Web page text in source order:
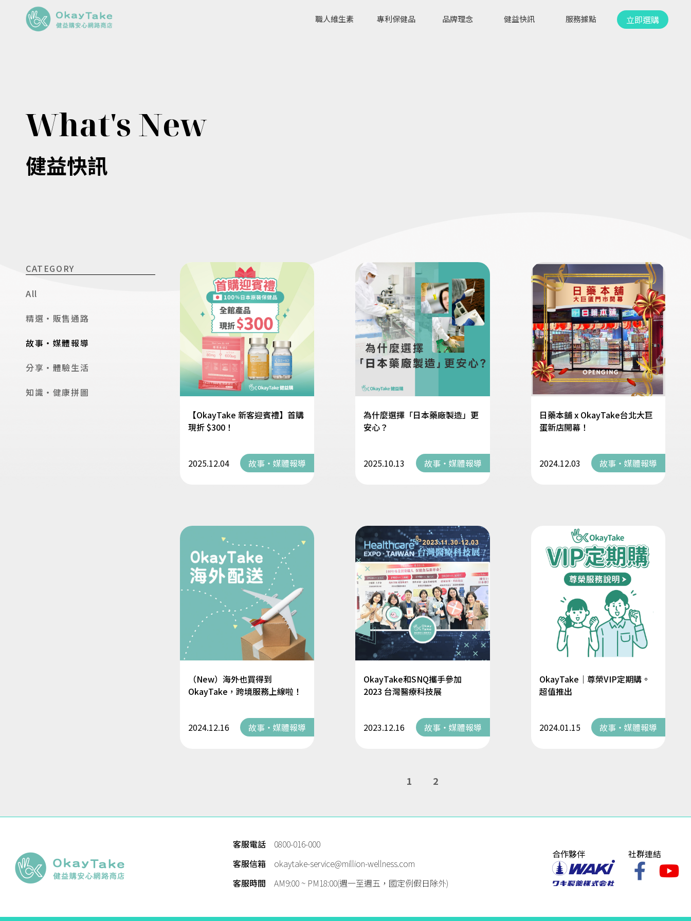
職人維生素 專利保健品 品牌理念 健益快訊 服務據點 立即選購
What's New
健益快訊
CATEGORY
All
精選・販售通路
故事・媒體報導
分享・體驗生活
知識・健康拼圖
【OkayTake 新客迎賓禮】首購
現折 $300！
2025.12.04 故事・媒體報導
為什麼選擇「日本藥廠製造」更
安心？
2025.10.13 故事・媒體報導
日藥本舖 x OkayTake台北大巨
蛋新店開幕！
2024.12.03 故事・媒體報導
（New）海外也買得到
OkayTake，跨境服務上線啦！
2024.12.16 故事・媒體報導
OkayTake和SNQ攜手參加
2023 台灣醫療科技展
2023.12.16 故事・媒體報導
OkayTake｜尊榮VIP定期購。
超值推出
2024.01.15 故事・媒體報導
1 2
客服電話
0800-016-000
客服信箱
okaytake-service@million-wellness.com
客服時間
AM9:00 ~ PM18:00(週一至週五，國定例假日除外)
合作夥伴 社群連結